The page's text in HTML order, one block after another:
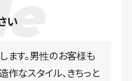
い
ます。男性のお客様も
作なスタイル、きちっと